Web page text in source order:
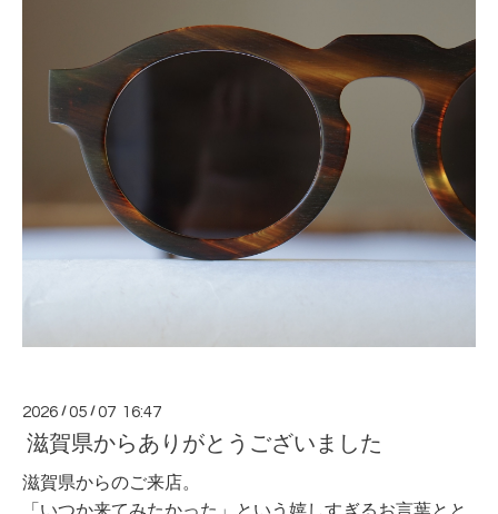
2026 /05 /07 16:47
滋賀県からありがとうございました
滋賀県からのご来店。